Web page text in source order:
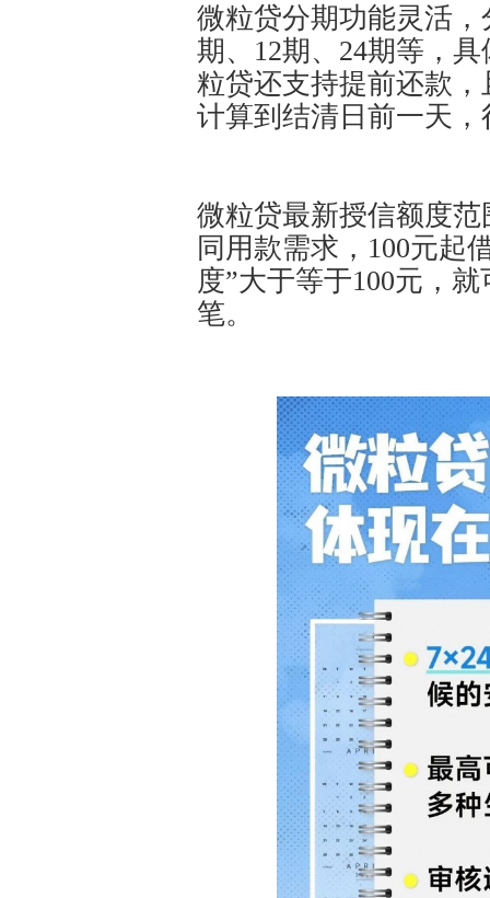
微粒贷分期功能灵活
期、12期、24期等，
粒贷还支持提前还款
计算到结清日前一天
微粒贷最新授信额度
同用款需求，100元起
度”大于等于100元，
笔。